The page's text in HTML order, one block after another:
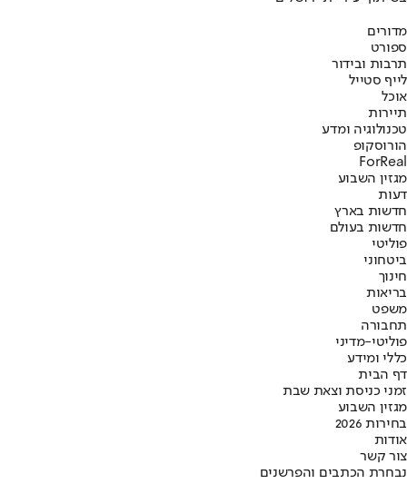
מדורים
ספורט
תרבות ובידור
לייף סטייל
אוכל
תיירות
טכנולוגיה ומדע
הורוסקופ
ForReal
מגזין השבוע
דעות
חדשות בארץ
חדשות בעולם
פוליטי
ביטחוני
חינוך
בריאות
משפט
תחבורה
פוליטי-מדיני
כללי ומידע
דף הבית
זמני כניסת וצאת שבת
מגזין השבוע
בחירות 2026
אודות
צור קשר
נבחרת הכתבים והפרשנים